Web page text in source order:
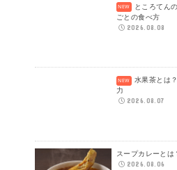
ところてん
ごとの食べ方
2026.08.08
水果茶とは
力
2026.08.07
スープカレーと
2026.08.06